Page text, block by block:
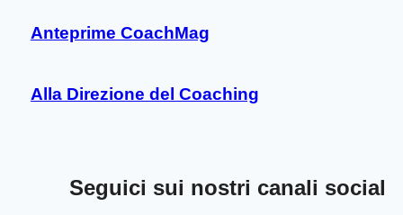
Anteprime CoachMag
Alla Direzione del Coaching
Seguici sui nostri canali social